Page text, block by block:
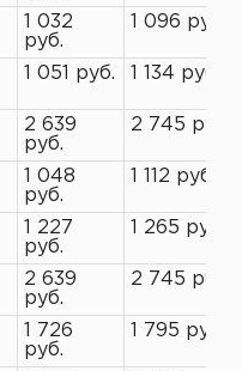
1 032
руб.
1 096 руб.
1 051 руб. 1 134 руб.
2 639
руб.
2 745 руб.
1 048
руб.
1 112 руб.
1 227
руб.
1 265 руб.
2 639
руб.
2 745 руб.
1 726
руб.
1 795 руб.